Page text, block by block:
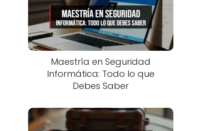
Maestría en Seguridad
Informática: Todo lo que
Debes Saber